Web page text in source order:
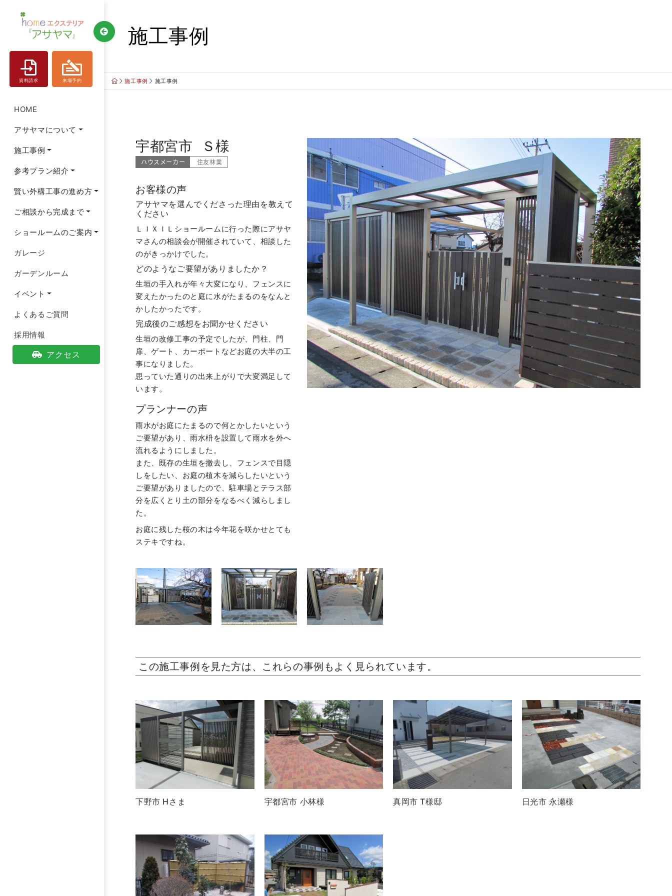
資料請求 来場予約
HOME
アサヤマについて
施工事例
参考プラン紹介
賢い外構工事の進め方
ご相談から完成まで
ショールームのご案内
ガレージ
ガーデンルーム
イベント
よくあるご質問
採用情報
アクセス
施工事例
施工事例 施工事例
宇都宮市 Ｓ様
ハウスメーカー 住友林業
お客様の声
アサヤマを選んでくださった理由を教えて
ください
ＬＩＸＩＬショールームに行った際にアサヤ
マさんの相談会が開催されていて、相談した
のがきっかけでした。
どのようなご要望がありましたか？
生垣の手入れが年々大変になり、フェンスに
変えたかったのと庭に水がたまるのをなんと
かしたかったです。
完成後のご感想をお聞かせください
生垣の改修工事の予定でしたが、門柱、門
扉、ゲート、カーポートなどお庭の大半の工
事になりました。
思っていた通りの出来上がりで大変満足して
います。
プランナーの声
雨水がお庭にたまるので何とかしたいという
ご要望があり、雨水枡を設置して雨水を外へ
流れるようにしました。
また、既存の生垣を撤去し、フェンスで目隠
しをしたい、お庭の植木を減らしたいという
ご要望がありましたので、駐車場とテラス部
分を広くとり土の部分をなるべく減らしまし
た。
お庭に残した桜の木は今年花を咲かせとても
ステキですね。
この施工事例を見た方は、これらの事例もよく見られています。
下野市 Hさま 宇都宮市 小林様 真岡市 T様邸 日光市 永瀬様